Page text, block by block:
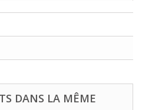
DANS LA MÊME